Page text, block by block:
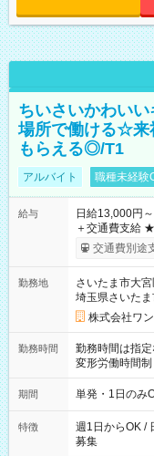
ちいさいかわい
場所で働ける☆来
もらえる◎/T1
アルバイト 職種未経験
給与
日給13,000円～
＋交通費支給 ★交通費全額支給！ ┗案件により規定あり ★日払
いOK！（規定
ンビニATMから 日
交通費別途
勤務地
さいたま市大宮
埼玉県さいたま
株式会社ワ
勤務時間
勤務時間は指定
変形労働時間制 想定労
～21：00
期間 単発・1日のみ
特徴
週1日からOK /
募集